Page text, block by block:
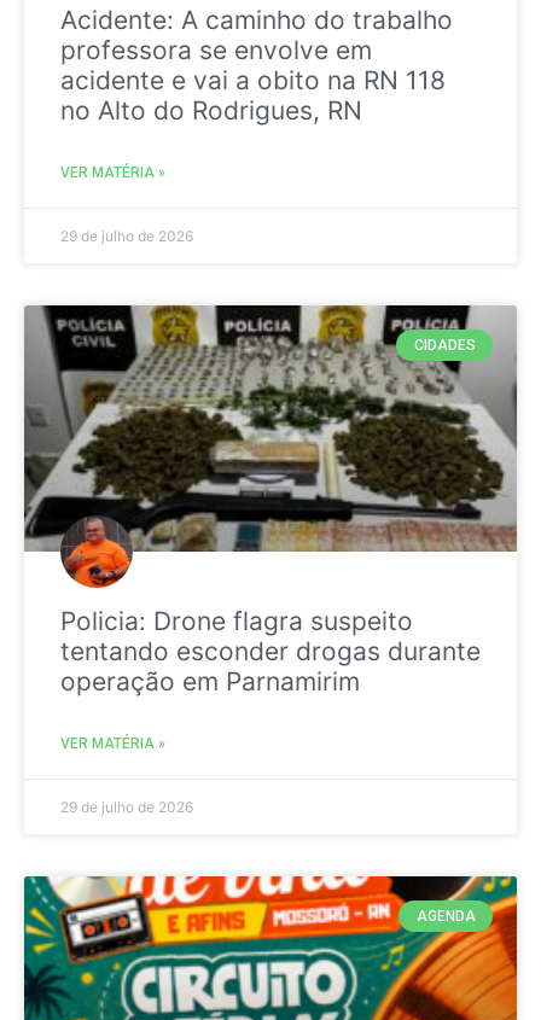
Acidente: A caminho do trabalho
professora se envolve em
acidente e vai a obito na RN 118
no Alto do Rodrigues, RN
VER MATÉRIA »
29 de julho de 2026
CIDADES
Policia: Drone flagra suspeito
tentando esconder drogas durante
operação em Parnamirim
VER MATÉRIA »
29 de julho de 2026
AGENDA